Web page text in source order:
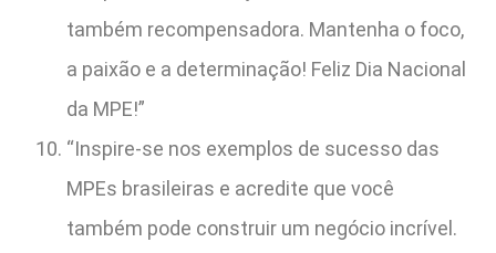
também recompensadora. Mantenha o foco,
a paixão e a determinação! Feliz Dia Nacional
da MPE!”
“Inspire-se nos exemplos de sucesso das
MPEs brasileiras e acredite que você
também pode construir um negócio incrível.